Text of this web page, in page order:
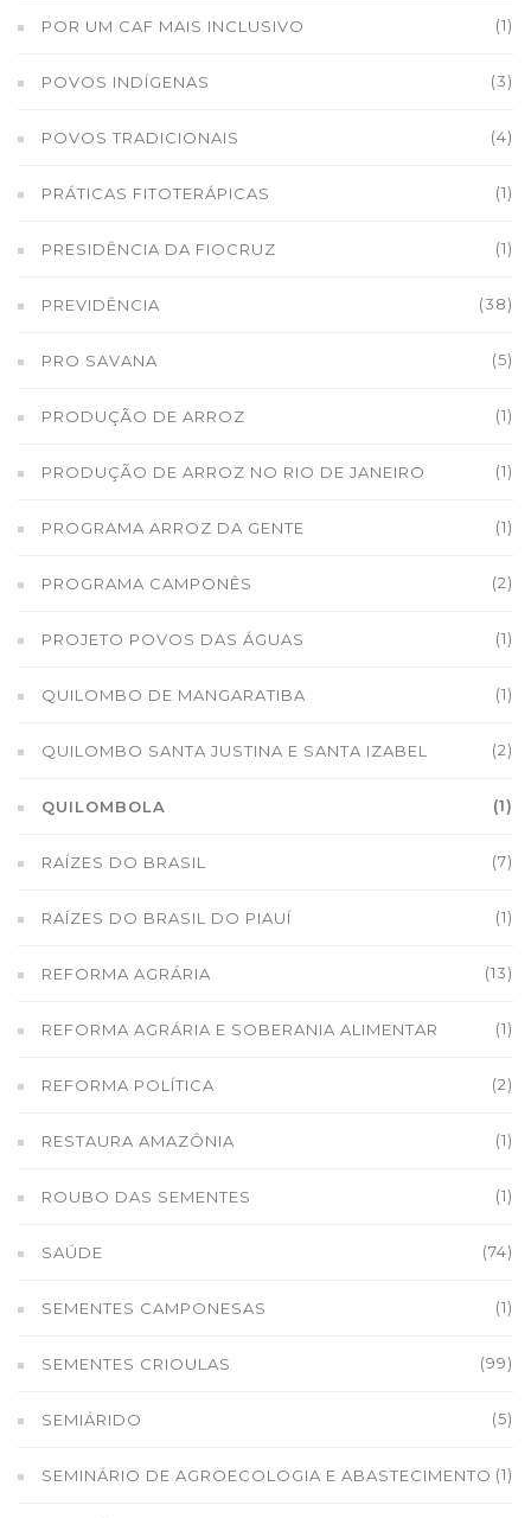
POR UM CAF MAIS INCLUSIVO (1)
POVOS INDÍGENAS (3)
POVOS TRADICIONAIS (4)
PRÁTICAS FITOTERÁPICAS (1)
PRESIDÊNCIA DA FIOCRUZ (1)
PREVIDÊNCIA (38)
PRO SAVANA (5)
PRODUÇÃO DE ARROZ (1)
PRODUÇÃO DE ARROZ NO RIO DE JANEIRO (1)
PROGRAMA ARROZ DA GENTE (1)
PROGRAMA CAMPONÊS (2)
PROJETO POVOS DAS ÁGUAS (1)
QUILOMBO DE MANGARATIBA (1)
QUILOMBO SANTA JUSTINA E SANTA IZABEL (2)
QUILOMBOLA (1)
RAÍZES DO BRASIL (7)
RAÍZES DO BRASIL DO PIAUÍ (1)
REFORMA AGRÁRIA (13)
REFORMA AGRÁRIA E SOBERANIA ALIMENTAR (1)
REFORMA POLÍTICA (2)
RESTAURA AMAZÔNIA (1)
ROUBO DAS SEMENTES (1)
SAÚDE (74)
SEMENTES CAMPONESAS (1)
SEMENTES CRIOULAS (99)
SEMIÁRIDO (5)
SEMINÁRIO DE AGROECOLOGIA E ABASTECIMENTO (1)